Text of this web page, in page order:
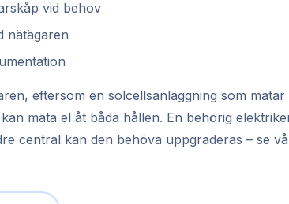
vid behov
nätägaren
eftersom en solcellsanläggning som
mäta el åt båda hållen. En behörig
central kan den behöva uppgraderas – se